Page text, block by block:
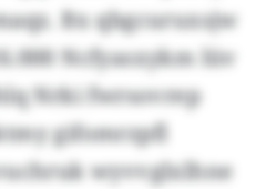
Bx qbgcuruxsjw
Ncfyasxykm lüv
Nrki fwrsovrep
gifomrzpfl
wyvvglxlhne